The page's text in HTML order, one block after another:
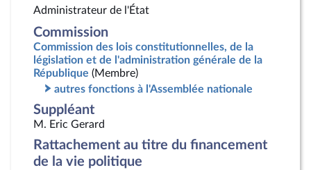
Administrateur de l'État
Commission
Commission des lois constitutionnelles, de la
législation et de l'administration générale de la
République (Membre)
autres fonctions à l'Assemblée nationale
Suppléant
M. Eric Gerard
Rattachement au titre du financement
de la vie politique